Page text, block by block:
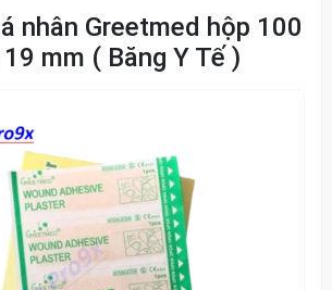
nhân Greetmed hộp 100
mm ( Băng Y Tế )